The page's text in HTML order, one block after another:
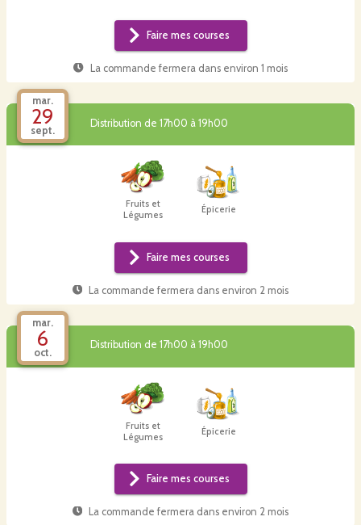
Faire mes courses
La commande fermera dans environ 1 mois
mar.
29
sept.
Distribution de 17h00 à 19h00
Fruits et
Légumes
Épicerie
Faire mes courses
La commande fermera dans environ 2 mois
mar.
6
oct.
Distribution de 17h00 à 19h00
Fruits et
Légumes
Épicerie
Faire mes courses
La commande fermera dans environ 2 mois